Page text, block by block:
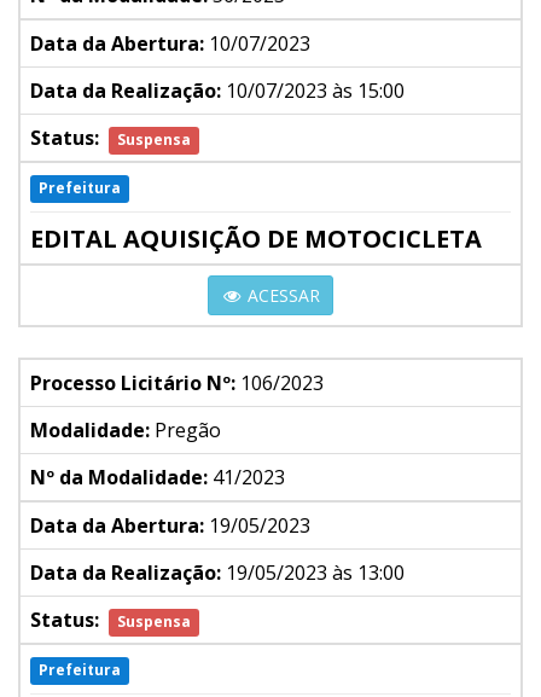
Data da Abertura: 10/07/2023
Data da Realização: 10/07/2023 às 15:00
Status:
Suspensa
Prefeitura
EDITAL AQUISIÇÃO DE MOTOCICLETA
ACESSAR
Processo Licitário Nº: 106/2023
Modalidade: Pregão
Nº da Modalidade: 41/2023
Data da Abertura: 19/05/2023
Data da Realização: 19/05/2023 às 13:00
Status:
Suspensa
Prefeitura